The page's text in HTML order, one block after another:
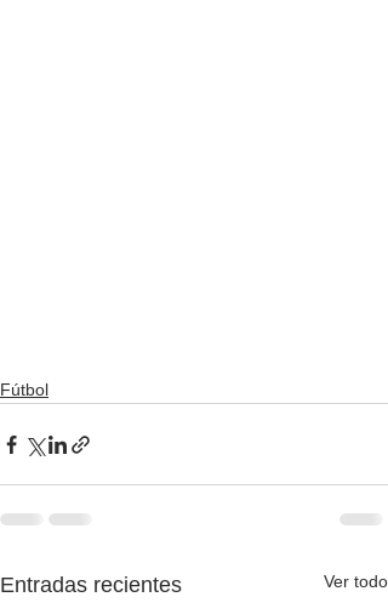
Fútbol
Entradas recientes Ver todo